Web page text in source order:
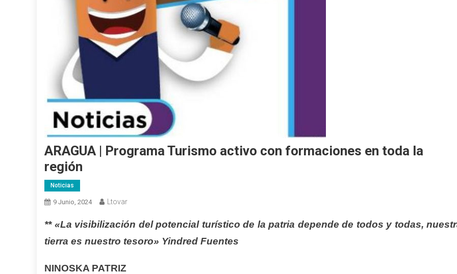
ARAGUA | Programa Turismo activo con formaciones en toda la
región
Noticias
9 Junio, 2024 Ltovar
** «La visibilización del potencial turístico de la patria depende de todos y todas,
tierra es nuestro tesoro» Yindred Fuentes
NINOSKA PATRIZ